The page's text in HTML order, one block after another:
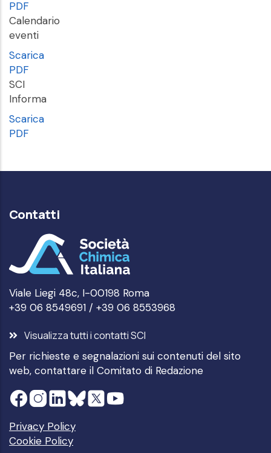
PDF
Calendario
eventi
Scarica
PDF
SCI
Informa
Scarica
PDF
Contatti
Viale Liegi 48c, I-00198 Roma
+39 06 8549691 / +39 06 8553968
Visualizza tutti i contatti SCI
Per richieste e segnalazioni sui contenuti del sito
web, contattare il Comitato di Redazione
Privacy Policy
Cookie Policy